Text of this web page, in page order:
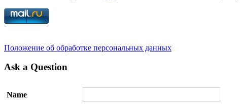
Положение об обработке персональных данных
Ask a Question
Name